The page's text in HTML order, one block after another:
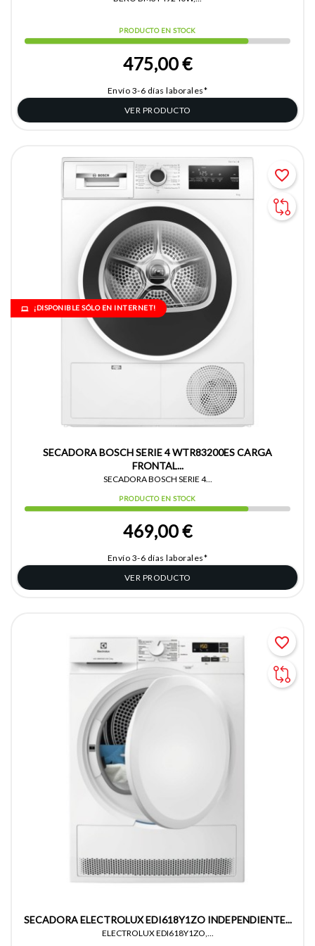
PRODUCTO EN STOCK
475,00 €
Envío 3-6 días laborales*
VER PRODUCTO
SECADORA BOSCH SERIE 4 WTR83200ES CARGA
FRONTAL...
SECADORA BOSCH SERIE 4...
PRODUCTO EN STOCK
469,00 €
Envío 3-6 días laborales*
VER PRODUCTO
¡DISPONIBLE SÓLO EN INTERNET!
favorite_border
SECADORA ELECTROLUX EDI618Y1ZO INDEPENDIENTE...
ELECTROLUX EDI618Y1ZO,...
favorite_border